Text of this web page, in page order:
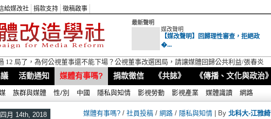
給媒改社 捐款支持 徵稿啟事
最新聲明
媒改聲明
【媒改聲明】回歸理性審查，拒絕政
�...
12 局了，為何公視董事還不能下場？公視董事改選困局，請讓媒體回歸公共利益/張春炎
活動通知 媒體有事嗎? 捐款徵信 《共誌》 《傳播、文化與政治》
族群與媒體 性/別 中國 隱私與知情 影視勞動 影視產業 媒體識讀 網路
月 14th, 2018 媒體有事嗎? / 社員投稿 / 網路 / 隱私與知情 | By 北科大-江雅綺